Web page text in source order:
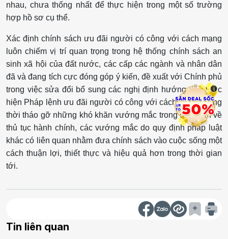
nhau, chưa thống nhất để thực hiện trong một số trường
hợp hồ sơ cụ thể.
Xác định chính sách ưu đãi người có công với cách mạng
luôn chiếm vị trí quan trọng trong hệ thống chính sách an
sinh xã hội của đất nước, các cấp các ngành và nhân dân
đã và đang tích cực đóng góp ý kiến, đề xuất với Chính phủ
trong việc sửa đổi bổ sung các nghị định hướng dẫn thực
hiện Pháp lệnh ưu đãi người có công với cách mạng; đồng
thời tháo gỡ những khó khăn vướng mắc trong quy định về
thủ tục hành chính, các vướng mắc do quy định pháp luật
khác có liên quan nhằm đưa chính sách vào cuộc sống một
cách thuận lợi, thiết thực và hiệu quả hơn trong thời gian
tới.
Tin liên quan